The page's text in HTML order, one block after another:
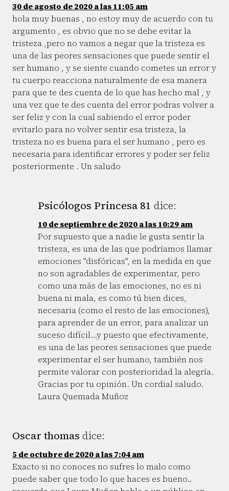
30 de agosto de 2020 a las 11:05 am
hola muy buenas , no estoy muy de acuerdo con tu
argumento , es obvio que no se debe evitar la
tristeza ,pero no vamos a negar que la tristeza es
una de las peores sensaciones que puede sentir el
ser humano , y se siente cuando cometes un error y
tu cuerpo reacciona naturalmente de esa manera
para que te des cuenta de lo que has hecho mal , y
una vez que te des cuenta del error podras volver a
ser feliz y con la cual sabiendo el error poder
evitarlo para no volver sentir esa tristeza, la
tristeza no es buena para el ser humano , pero es
necesaria para identificar errores y poder ser feliz
posteriormente . Un saludo
Psicólogos Princesa 81 dice:
10 de septiembre de 2020 a las 10:29 am
Por supuesto que a nadie le gusta sentir la
tristeza, es una de las que podríamos llamar
emociones "disfóricas", en la medida en que
no son agradables de experimentar, pero
como una más de las emociones, no es ni
buena ni mala, es como tú bien dices,
necesaria (como el resto de las emociones),
para aprender de un error, para analizar un
suceso difícil...y puesto que efectivamente,
es una de las peores sensaciones que puede
experimentar el ser humano, también nos
permite valorar con posterioridad la alegría.
Gracias por tu opinión. Un cordial saludo.
Laura Quemada Muñoz
Oscar thomas dice:
5 de octubre de 2020 a las 7:04 am
Exacto si no conoces no sufres lo malo como
puede saber que todo lo que haces es bueno..